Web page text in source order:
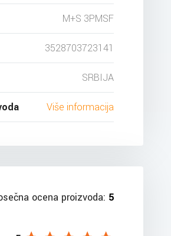
M+S 3PMSF
3528703723141
SRBIJA
Više informacija
ocena proizvoda: 5